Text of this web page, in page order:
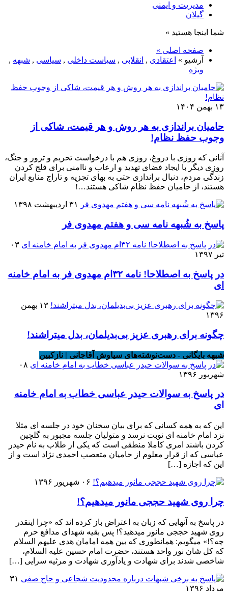
مدیریت و ایمنی
گیلان
شما اینجا هستید »
صفحه اصلی »
آرشیو »
اعتقادی , انقلابی , سیاست داخلی , سیاسی , شبهه ,
ویژه
۱۳ بهمن ۱۴۰۴
حامیان براندازی به هر روش و هر قیمت، شاکی از
وجوب حفظ نظام!
آنانی که روزی با دروغ، روزی هم با درخواست تحریم و ترور و جنگ،
روزی دیگر با ایجاد فضای تهدید و ارعاب و ناامنی برای فلج کردن
زندگی مردم، دنبال براندازی حتی به بهای تجزیه و تاراج منابع ایران
هستند، از حامیان حفظ نظام شاکی هستند…!
۳۱ اردیبهشت ۱۳۹۸
پاسخ به شُبهه نامه سی و هفتم مهدوی فر
۰۳
تیر ۱۳۹۷
در پاسخ به اصطلاحا! نامه ۳۲ام مهدوی فر به امام خامنه
ای
۱۳ بهمن
۱۳۹۶
چگونه برای رهبری عزیز بی‌بدیلمان، بدل میتراشند!
شبهه بایگانی - دست‌نوشته‌های سیاوش آقاجانی | نازکبین
۰۸
شهریور ۱۳۹۶
در پاسخ به سوالات حیدر عباسی خطاب به امام خامنه
ای
این که به همه کسانی که برای بیان سخنان خود در جلسه ای مثلا
نزد امام خامنه ای نوبت نرسد و متولیان جلسه مجبور به گلچین
کردن باشند امری کاملا منطقی است که یکی از طلاب به نام حیدر
عباسی که از قرار معلوم از حامیان متعصب احمدی نژاد است و از
این که اجازه […]
۰۶ شهریور ۱۳۹۶
چرا روی شهید حججی مانور میدهیم؟!
در پاسخ به آنهایی که زبان به اعتراض باز کرده اند که «چرا اینقدر
روی شهید حججی مانور میدهید؟! پس بقیه شهدای مدافع حرم
چه؟!» میگویم: همانطوری که بین همه امامان هدی علیهم السلام
که کل شان نور واحد هستند، حضرت امام حسین علیه السلام،
شاخصی شدند برای شهادت و یادآوری شهادت و مرثیه سرایی […]
۳۱
مرداد ۱۳۹۶